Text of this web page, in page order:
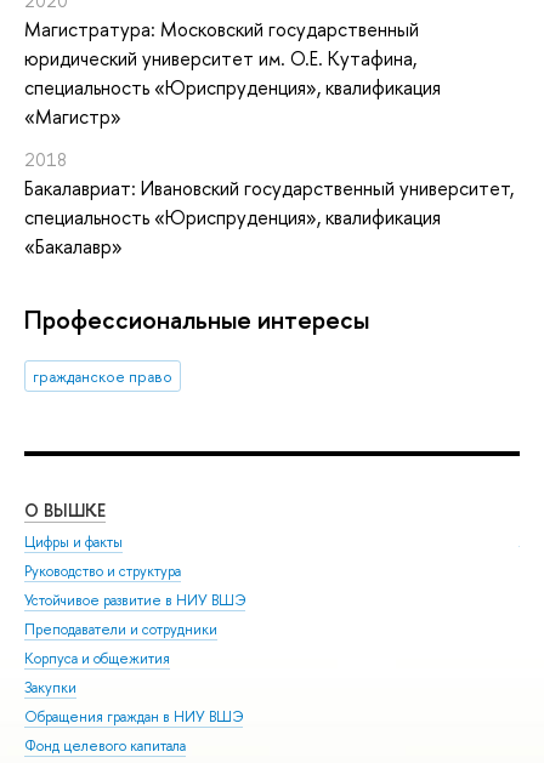
Магистратура: Московский государственный
юридический университет им. О.Е. Кутафина,
специальность «Юриспруденция», квалификация
«Магистр»
2018
Бакалавриат: Ивановский государственный университет,
специальность «Юриспруденция», квалификация
«Бакалавр»
Профессиональные интересы
гражданское право
О ВЫШКЕ
Цифры и факты
Руководство и структура
Устойчивое развитие в НИУ ВШЭ
Преподаватели и сотрудники
Корпуса и общежития
Закупки
Обращения граждан в НИУ ВШЭ
Фонд целевого капитала